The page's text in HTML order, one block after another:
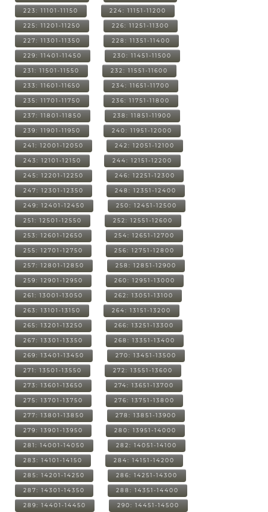
223: 11101-11150 224: 11151-11200
225: 11201-11250 226: 11251-11300
227: 11301-11350 228: 11351-11400
229: 11401-11450 230: 11451-11500
231: 11501-11550 232: 11551-11600
233: 11601-11650 234: 11651-11700
235: 11701-11750 236: 11751-11800
237: 11801-11850 238: 11851-11900
239: 11901-11950 240: 11951-12000
241: 12001-12050 242: 12051-12100
243: 12101-12150 244: 12151-12200
245: 12201-12250 246: 12251-12300
247: 12301-12350 248: 12351-12400
249: 12401-12450 250: 12451-12500
251: 12501-12550 252: 12551-12600
253: 12601-12650 254: 12651-12700
255: 12701-12750 256: 12751-12800
257: 12801-12850 258: 12851-12900
259: 12901-12950 260: 12951-13000
261: 13001-13050 262: 13051-13100
263: 13101-13150 264: 13151-13200
265: 13201-13250 266: 13251-13300
267: 13301-13350 268: 13351-13400
269: 13401-13450 270: 13451-13500
271: 13501-13550 272: 13551-13600
273: 13601-13650 274: 13651-13700
275: 13701-13750 276: 13751-13800
277: 13801-13850 278: 13851-13900
279: 13901-13950 280: 13951-14000
281: 14001-14050 282: 14051-14100
283: 14101-14150 284: 14151-14200
285: 14201-14250 286: 14251-14300
287: 14301-14350 288: 14351-14400
289: 14401-14450 290: 14451-14500